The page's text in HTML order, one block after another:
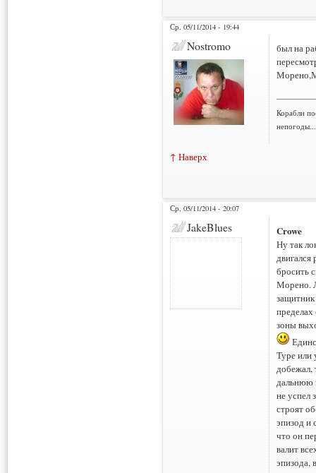
Ср, 05/11/2014 - 19:44
Nostromo
был на
Корабли
↑ Наверх
Ср, 05/11/2014 - 20:07
JakeBlues Crowe
Ну так
бросить
Морено.
защитник
пределах
зоны
Туре
добежал,
дальнюю
не успел
строят
эпизод и
что он
валит
эпизода,